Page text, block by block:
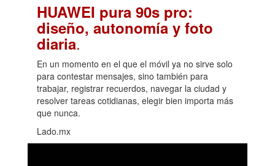
HUAWEI pura 90s pro:
diseño, autonomía y foto
diaria.
En un momento en el que el móvil ya no sirve solo
para contestar mensajes, sino también para
trabajar, registrar recuerdos, navegar la ciudad y
resolver tareas cotidianas, elegir bien importa más
que nunca.
Lado.mx